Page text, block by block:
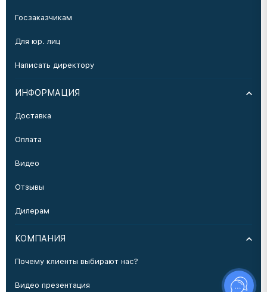
Госзаказчикам
Для юр. лиц
Написать директору
ИНФОРМАЦИЯ
Доставка
Оплата
Видео
Отзывы
Дилерам
КОМПАНИЯ
Почему клиенты выбирают нас?
Видео презентация